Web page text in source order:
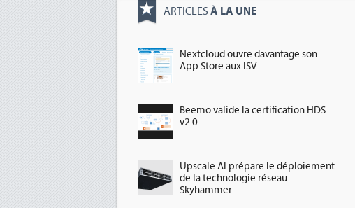
ARTICLES À LA UNE
Nextcloud ouvre davantage son
App Store aux ISV
Beemo valide la certification HDS
v2.0
Upscale AI prépare le déploiement
de la technologie réseau
Skyhammer